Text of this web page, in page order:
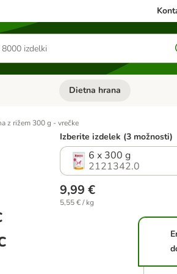
kategorij: Male živaliOdprite meni kategorij: Ptice
Dietna hrana
z rižem 300 g - vrečke
Izberite izdelek (3 možnosti)
6 x 300 g
2121342.0
9,99 €
5,55 € / kg